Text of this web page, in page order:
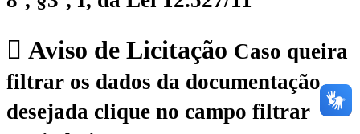
Aviso de Licitação Caso queira
filtrar os dados da documentação
desejada clique no campo filtrar